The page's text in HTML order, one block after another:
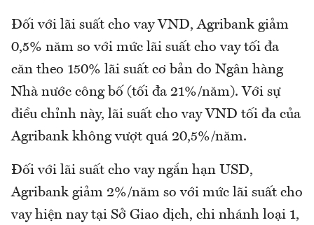
Đối với lãi suất cho vay VND, Agribank giảm
0,5% năm so với mức lãi suất cho vay tối đa
căn theo 150% lãi suất cơ bản do Ngân hàng
Nhà nước công bố (tối đa 21%/năm). Với sự
điều chỉnh này, lãi suất cho vay VND tối đa của
Agribank không vượt quá 20,5%/năm.
Đối với lãi suất cho vay ngắn hạn USD,
Agribank giảm 2%/năm so với mức lãi suất cho
vay hiện nay tại Sở Giao dịch, chi nhánh loại 1,